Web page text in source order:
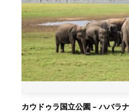
カウドゥラ国立公園 – ハバラナ